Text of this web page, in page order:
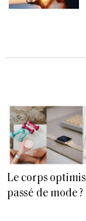
Le corps
passé de mode ?